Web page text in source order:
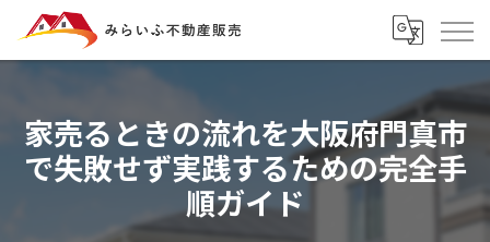
家売るときの流れを大阪府門真市
で失敗せず実践するための完全手
順ガイド